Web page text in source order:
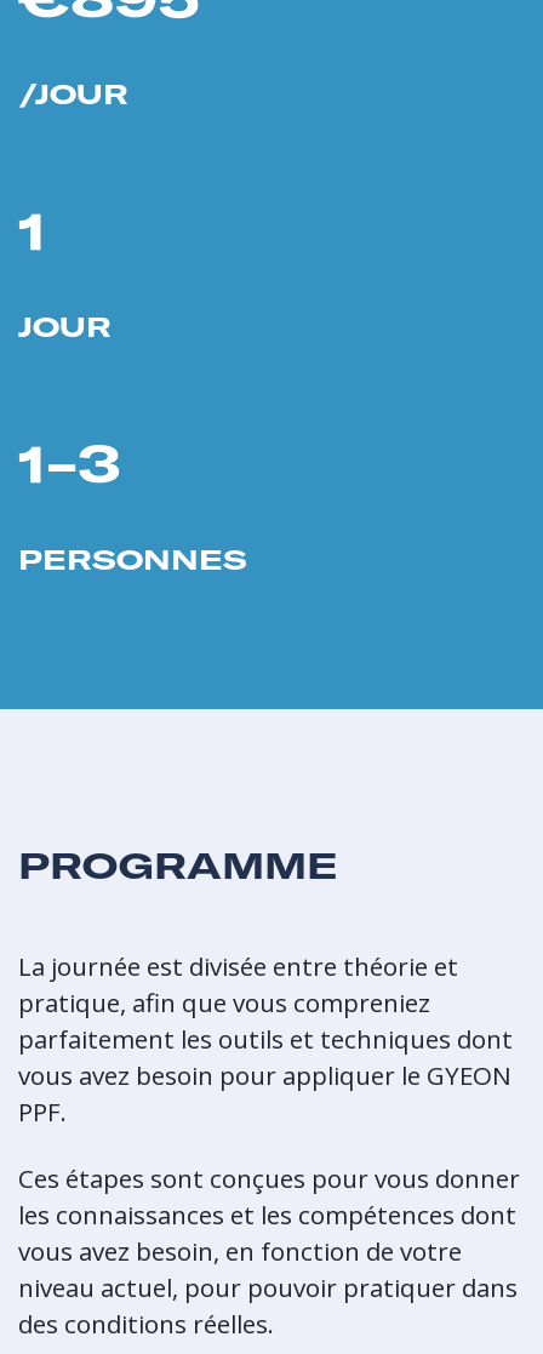
/JOUR
1
JOUR
1-3
PERSONNES
PROGRAMME
La journée est divisée entre théorie et
pratique, afin que vous compreniez
parfaitement les outils et techniques dont
vous avez besoin pour appliquer le GYEON
PPF.
Ces étapes sont conçues pour vous donner
les connaissances et les compétences dont
vous avez besoin, en fonction de votre
niveau actuel, pour pouvoir pratiquer dans
des conditions réelles.